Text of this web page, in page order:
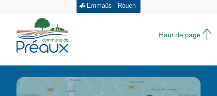
Emmaüs - Rouen
Haut de page